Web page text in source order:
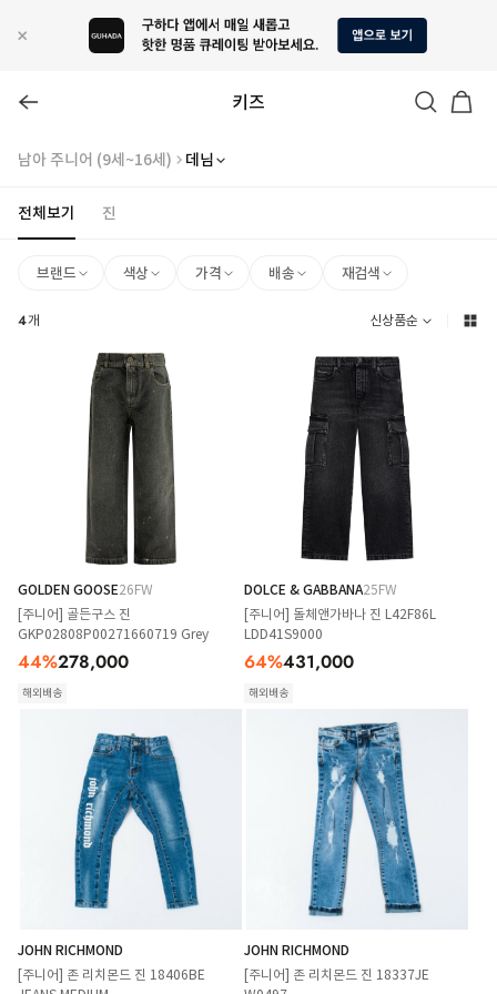
키즈
남아 주니어 (9세~16세) 데님
전체보기 진
브랜드 색상 가격 배송 재검색
4개 신상품순
GOLDEN GOOSE26FW
[주니어] 골든구스 진
GKP02808P00271660719 Grey
44%278,000
해외배송
DOLCE & GABBANA25FW
[주니어] 돌체앤가바나 진 L42F86L
LDD41S9000
64%431,000
해외배송
JOHN RICHMOND
[주니어] 존 리치몬드 진 18406BE
JOHN RICHMOND
[주니어] 존 리치몬드 진 18337JE